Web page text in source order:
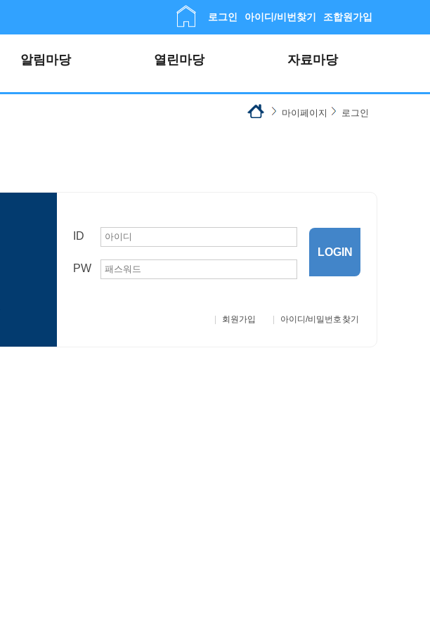
로그인 아이디/비번찾기 조합원가입
알림마당 열린마당 자료마당
마이페이지 로그인
ID
PW
LOGIN
회원가입 아이디/비밀번호 찾기